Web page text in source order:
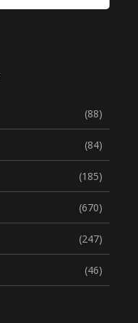
(88)
(84)
(185)
(670)
(247)
(46)